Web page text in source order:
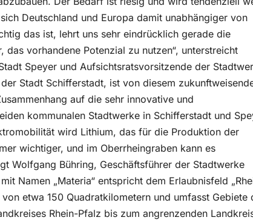
Deutschland und Europa damit unabhängiger von
das ist, lehrt uns sehr eindrücklich gerade die
vorhandene Potenzial zu nutzen“, unterstreicht
Speyer und Aufsichtsratsvorsitzende der
Stadt Schifferstadt, ist von diesem
auf die sehr innovative und
kommunalen Stadtwerke in Schifferstadt und
wird Lithium, das für die Produktion der
wichtiger, und im Oberrheingraben kann es
Wolfgang Bühring, Geschäftsführer der Stadtwerke
Namen „Materia“ entspricht dem Erlaubnisfeld
etwa 150 Quadratkilometern und umfasst Gebiete
Rhein-Pfalz bis zum angrenzenden